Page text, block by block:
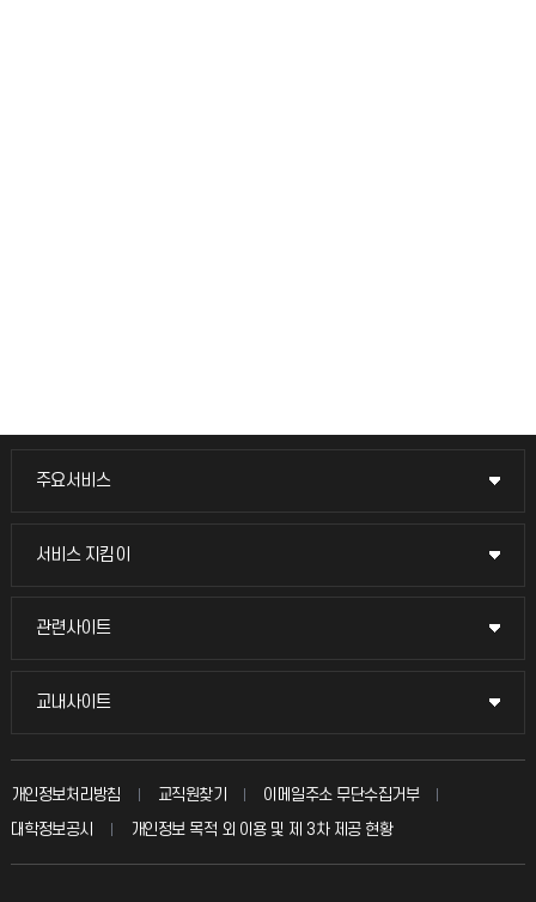
주요서비스
주요서비스
교무회의방송
입학안내
서비스 지킴이
서비스 지킴이
묻고 답하기
칭찬마당
학생서비스 지킴이
관련사이트
관련사이트
국방헬프콜
교내사이트
교내사이트
교수회
교육혁신본부
개인정보처리방침 교직원찾기
이메일주소 무단수집거부
대학정보공시
개인정보 목적 외 이용 및 제 3차 제공 현황